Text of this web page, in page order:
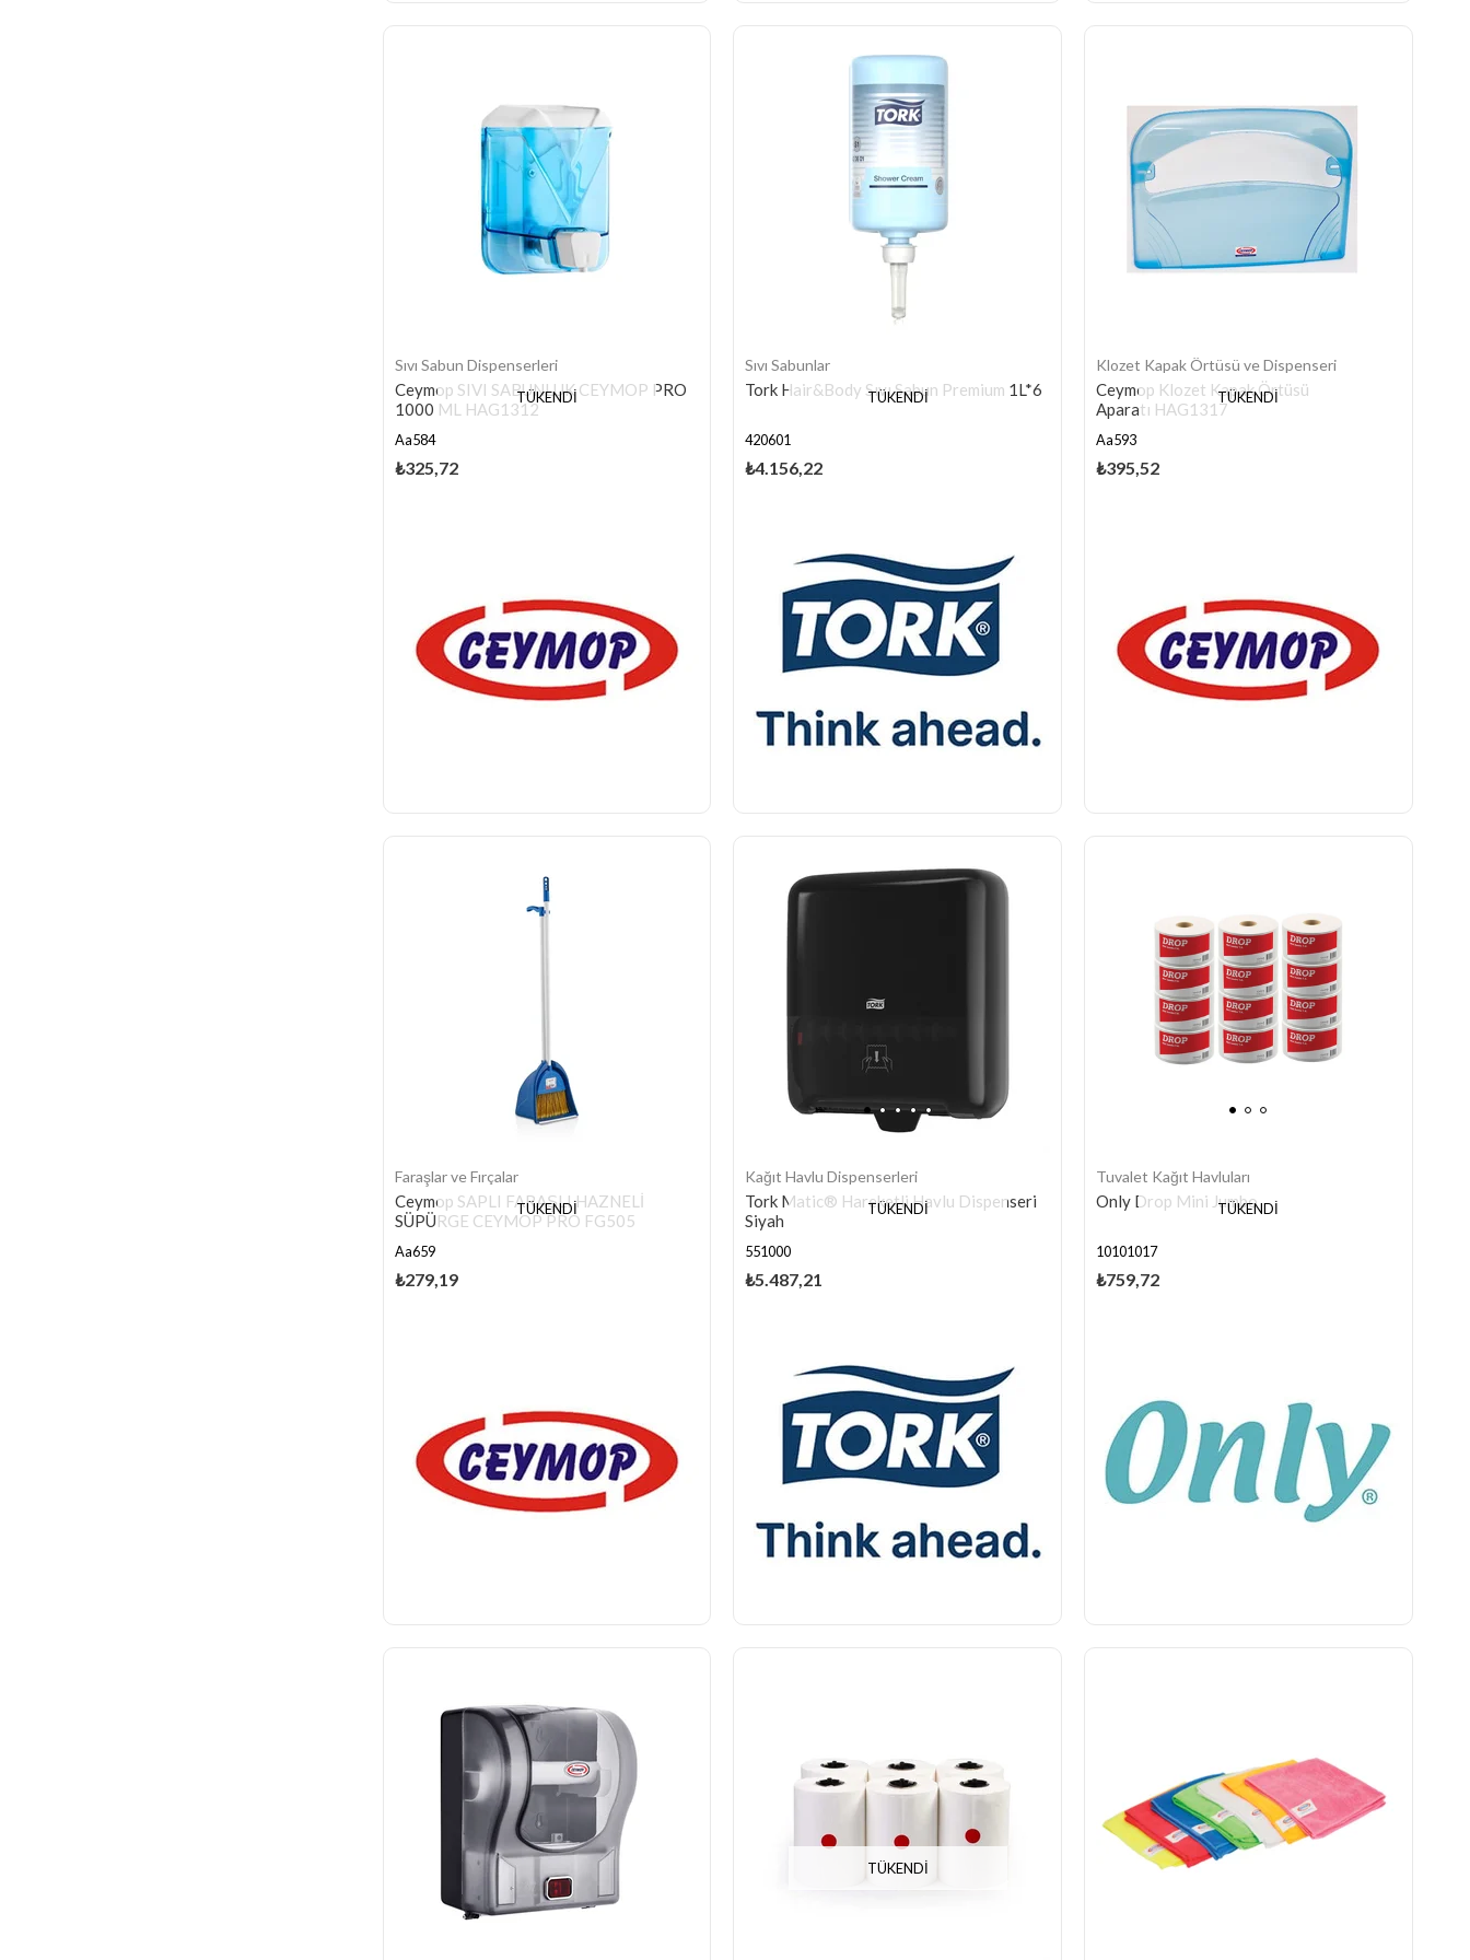
TÜKENDI
Sıvı Sabun Dispenserleri
Ceymop SIVI SABUNLUK CEYMOP PRO
1000 ML HAG1312
Aa584
₺325,72
TÜKENDI
Sıvı Sabunlar
Tork Hair&Body Sıvı Sabun Premium 1L*6
420601
₺4.156,22
TÜKENDI
Klozet Kapak Örtüsü ve Dispenseri
Ceymop Klozet Kapak Örtüsü
Aparatı HAG1317
Aa593
₺395,52
TÜKENDI
Faraşlar ve Fırçalar
Ceymop SAPLI FARAŞLI HAZNELİ
SÜPÜRGE CEYMOP PRO FG505
Aa659
₺279,19
TÜKENDI
Kağıt Havlu Dispenserleri
Tork Matic® Hareketli Havlu Dispenseri
Siyah
551000
₺5.487,21
TÜKENDI
Tuvalet Kağıt Havluları
Only Drop Mini Jumbo
10101017
₺759,72
TÜKENDI